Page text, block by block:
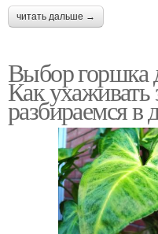
читать дальше →
Выбор горшка
Как
разбираемся в